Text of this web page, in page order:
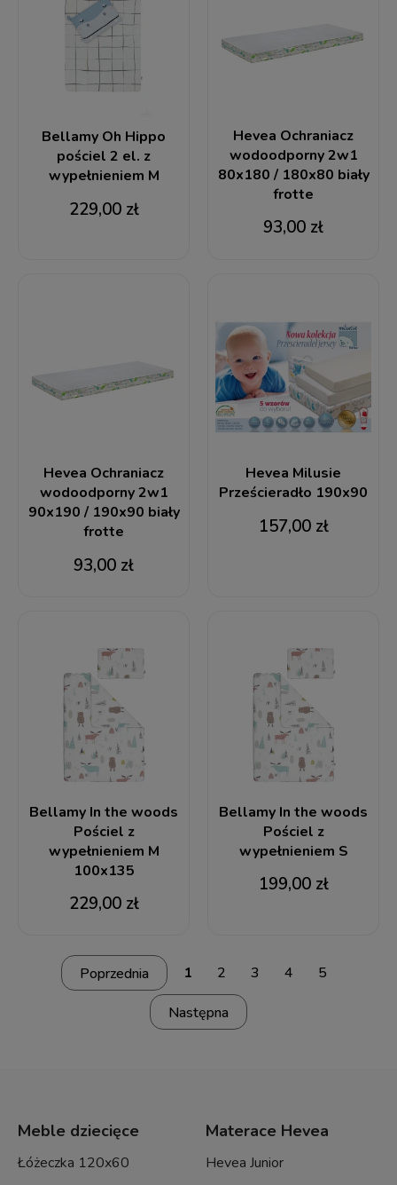
Bellamy Oh Hippo
pościel 2 el. z
wypełnieniem M
229,00 zł
Hevea Ochraniacz
wodoodporny 2w1
80x180 / 180x80 biały
frotte
93,00 zł
Hevea Ochraniacz
wodoodporny 2w1
90x190 / 190x90 biały
frotte
93,00 zł
Hevea Milusie
Prześcieradło 190x90
157,00 zł
Bellamy In the woods
Pościel z
wypełnieniem M
100x135
229,00 zł
Bellamy In the woods
Pościel z
wypełnieniem S
199,00 zł
1 2 3 4 5
Meble dziecięce
Łóżeczka 120x60
Materace Hevea
Hevea Junior